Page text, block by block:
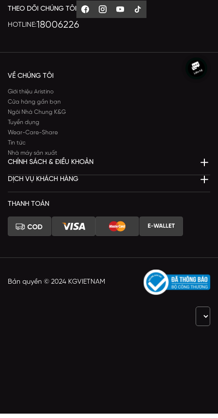
THEO DÕI CHÚNG TÔI
HOTLINE:18006226
VỀ CHÚNG TÔI
Giới thiệu Aristino
Cửa hàng gần bạn
Ngôi Nhà Chung K&G
Tuyển dụng
Wear-Care-Share
Tin tức
Nhà máy sản xuất
CHÍNH SÁCH & ĐIỀU KHOẢN
DỊCH VỤ KHÁCH HÀNG
THANH TOÁN
Bản quyền © 2024 KGVIETNAM